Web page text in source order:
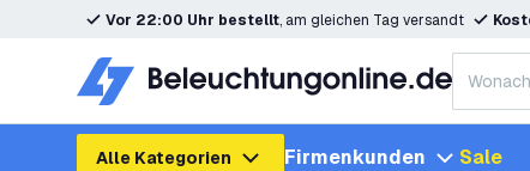
Vor 22:00 Uhr bestellt, am gleichen Tag versandt
Alle Kategorien Firmenkunden Sale